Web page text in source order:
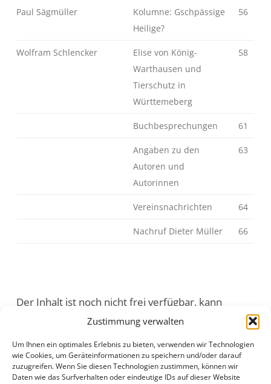
Zustimmung verwalten
Um Ihnen ein optimales Erlebnis zu bieten, verwenden wir Technologien
wie Cookies, um Geräteinformationen zu speichern und/oder darauf
zuzugreifen. Wenn Sie diesen Technologien zustimmen, können wir
Daten wie das Surfverhalten oder eindeutige IDs auf dieser Website
Paul Sägmüller
Kolumne: Gschpässige
Heilige?
56
Wolfram Schlencker
Elise von König-
Warthausen und
Tierschutz in
Württemeberg
58
Buchbesprechungen 61
Angaben zu den
Autoren und
Autorinnen
63
Vereinsnachrichten 64
Nachruf Dieter Müller 66
Der Inhalt ist noch nicht frei verfügbar, kann
bestellt werden.
J46H1S01.pdf Anzeigen|Download